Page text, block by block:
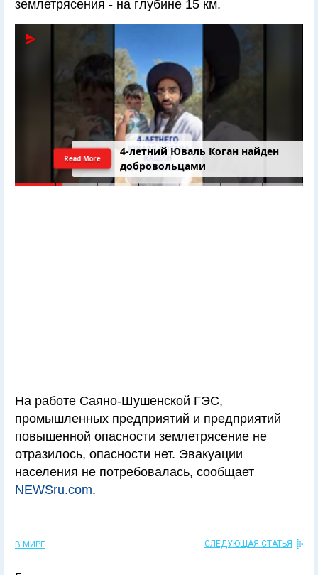
землетрясения - на глубине 15 км.
4-летний Юваль Коган найден
добровольцами
Read More
На работе Саяно-Шушенской ГЭС,
промышленных предприятий и предприятий
повышенной опасности землетрясение не
отразилось, опасности нет. Эвакуации
населения не потребовалась, сообщает
NEWSru.com.
В МИРЕ СЛЕДУЮЩАЯ СТАТЬЯ